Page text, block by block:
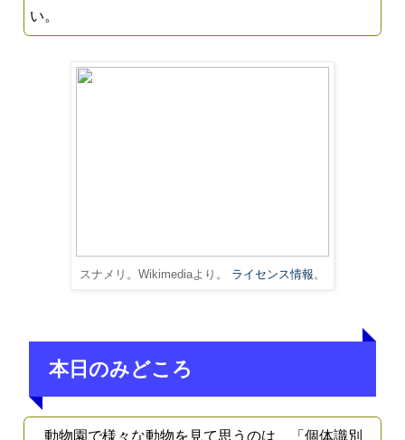
い。
スナメリ。Wikimediaより。 ライセンス情報 。
本日のみどころ
動物園で様々な動物を見て思うのは、「個体識別